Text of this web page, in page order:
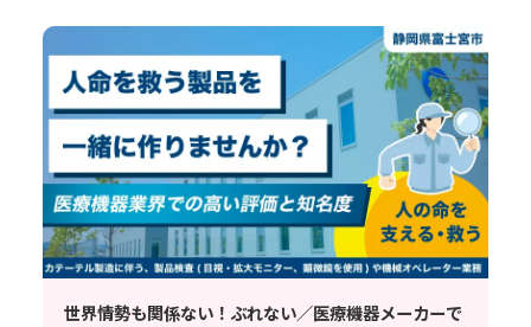
世界情勢も関係ない！ぶれない／医療機器メーカーで